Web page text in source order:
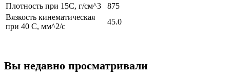
Плотность при 15С, г/см^3
875
Вязкость кинематическая
при 40 С, мм^2/c
45.0
Вы недавно просматривали